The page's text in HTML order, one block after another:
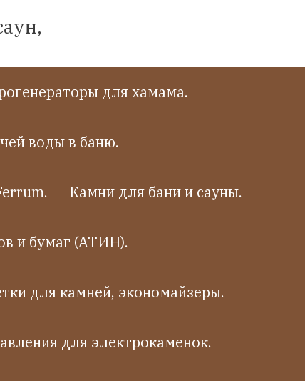
для хамама.
воды в баню.
Камни для бани и сауны.
и бумаг (АТИН).
для камней, экономайзеры.
для электрокаменок.